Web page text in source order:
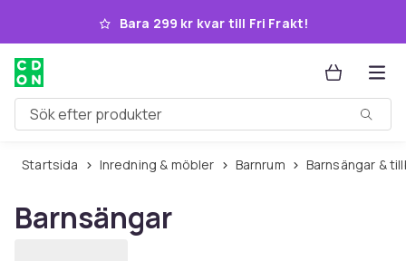
Hoppa till huvudinnehållet
Bara 299 kr kvar till Fri Frakt!
Sök efter produkter
Startsida Inredning & möbler Barnrum Barnsängar &
Barnsängar